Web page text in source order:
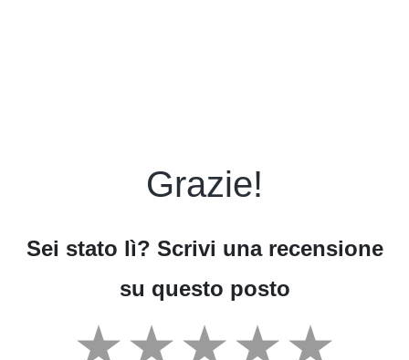
Grazie!
Sei stato lì? Scrivi una recensione
su questo posto